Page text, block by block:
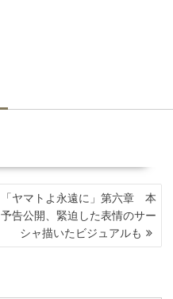
「ヤマトよ永遠に」第六章 本
予告公開、緊迫した表情のサー
シャ描いたビジュアルも